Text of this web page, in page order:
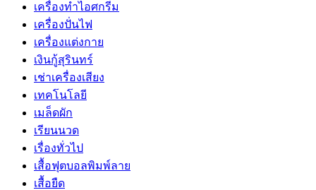
เครื่องทำไอศกรีม
เครื่องปั่นไฟ
เครื่องแต่งกาย
เงินกู้สุรินทร์
เช่าเครื่องเสียง
เทคโนโลยี
เมล็ดผัก
เรียนนวด
เรื่องทั่วไป
เสื้อฟุตบอลพิมพ์ลาย
เสื้อยืด